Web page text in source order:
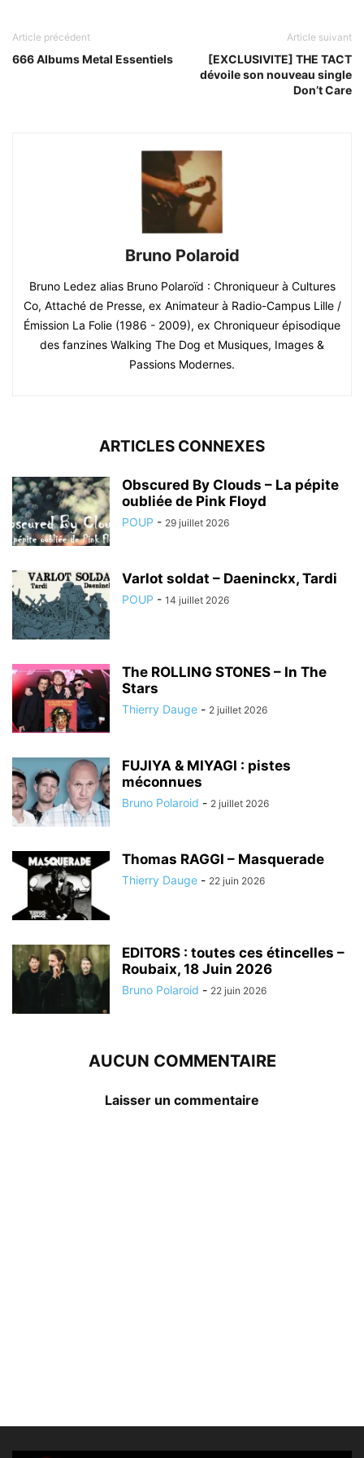
Article précédent
666 Albums Metal Essentiels
Article suivant
[EXCLUSIVITE] THE TACT
dévoile son nouveau single
Don’t Care
Bruno Polaroid
Bruno Ledez alias Bruno Polaroïd : Chroniqueur à Cultures
Co, Attaché de Presse, ex Animateur à Radio-Campus Lille /
Émission La Folie (1986 - 2009), ex Chroniqueur épisodique
des fanzines Walking The Dog et Musiques, Images &
Passions Modernes.
ARTICLES CONNEXES
Obscured By Clouds – La pépite
oubliée de Pink Floyd
POUP - 29 juillet 2026
Varlot soldat – Daeninckx, Tardi
POUP - 14 juillet 2026
The ROLLING STONES – In The
Stars
Thierry Dauge - 2 juillet 2026
FUJIYA & MIYAGI : pistes
méconnues
Bruno Polaroid - 2 juillet 2026
Thomas RAGGI – Masquerade
Thierry Dauge - 22 juin 2026
EDITORS : toutes ces étincelles –
Roubaix, 18 Juin 2026
Bruno Polaroid - 22 juin 2026
AUCUN COMMENTAIRE
Laisser un commentaire